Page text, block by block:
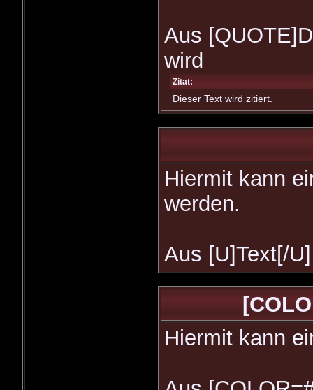
Aus
wird
Zitat:
Dieser Text wird zitiert.
Hiermit kann
werden.
Aus [U]Text[/
Hiermit kann